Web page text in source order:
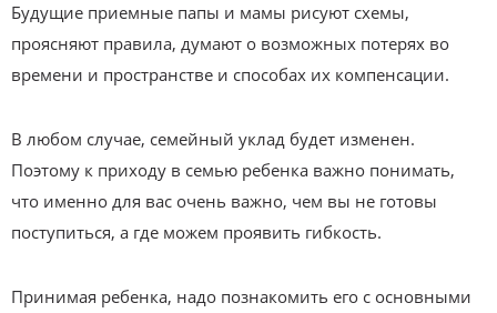
Будущие приемные папы и мамы рисуют схемы,
проясняют правила, думают о возможных потерях во
времени и пространстве и способах их компенсации.
В любом случае, семейный уклад будет изменен.
Поэтому к приходу в семью ребенка важно понимать,
что именно для вас очень важно, чем вы не готовы
поступиться, а где можем проявить гибкость.
Принимая ребенка, надо познакомить его с основными